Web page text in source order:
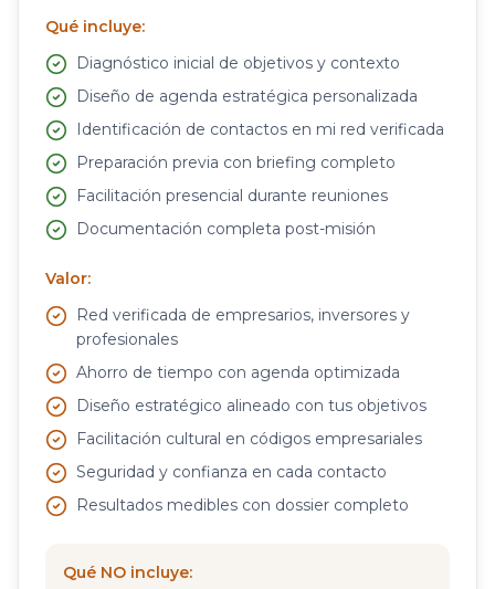
Qué incluye:
Diagnóstico inicial de objetivos y contexto
Diseño de agenda estratégica personalizada
Identificación de contactos en mi red verificada
Preparación previa con briefing completo
Facilitación presencial durante reuniones
Documentación completa post-misión
Valor:
Red verificada de empresarios, inversores y
profesionales
Ahorro de tiempo con agenda optimizada
Diseño estratégico alineado con tus objetivos
Facilitación cultural en códigos empresariales
Seguridad y confianza en cada contacto
Resultados medibles con dossier completo
Qué NO incluye: